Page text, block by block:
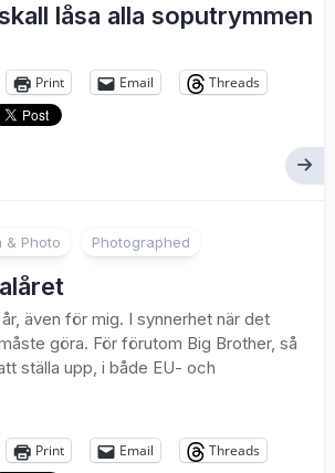
låsa alla soputrymmen
Print Email
Threads
& Photo Photographed
även för mig. I synnerhet när det
göra. För förutom Big Brother, så
ställa upp, i både EU- och
Print Email Threads